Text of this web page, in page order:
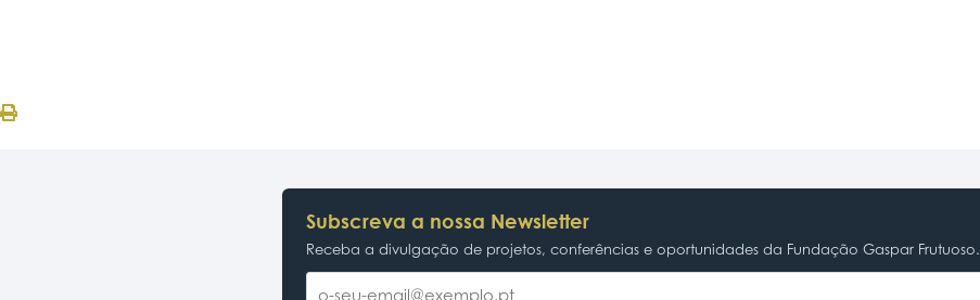
Subscreva a nossa Newsletter
Receba a divulgação de projetos, conferências e oportunidades da Fundação Gaspar Frutuoso.